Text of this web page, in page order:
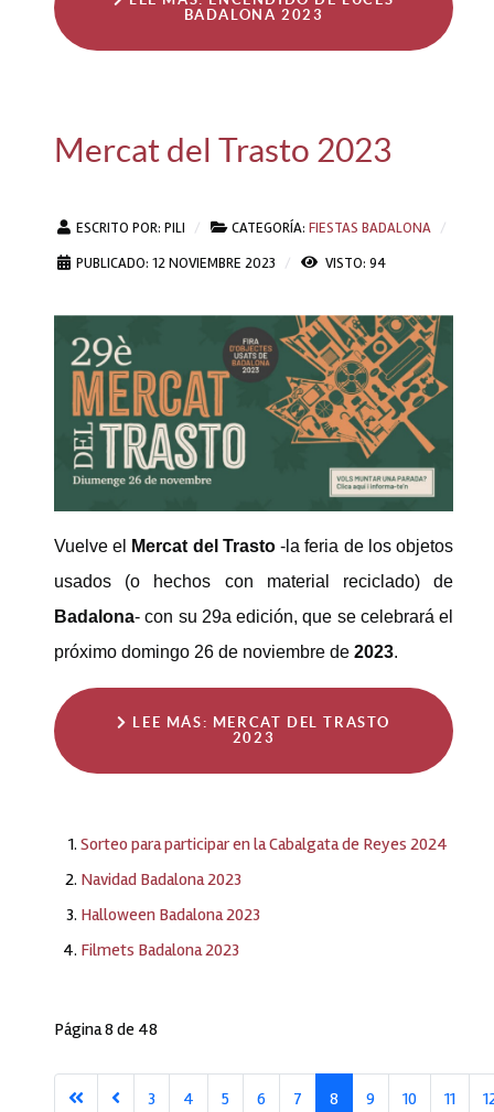
BADALONA 2023
Mercat del Trasto 2023
ESCRITO POR: PILI CATEGORÍA: FIESTAS BADALONA
PUBLICADO: 12 NOVIEMBRE 2023
VISTO: 94
Vuelve el Mercat del Trasto-la feria de los objetos
usados (o hechos con material reciclado) de
Badalona- con su 29a edición, que se celebrará el
próximo domingo 26 de noviembre de 2023.
LEE MÁS: MERCAT DEL TRASTO
2023
Sorteo para participar en la Cabalgata de Reyes 2024
Navidad Badalona 2023
Halloween Badalona 2023
Filmets Badalona 2023
Página 8 de 48
3 4 5 6 7 8 9 10 11